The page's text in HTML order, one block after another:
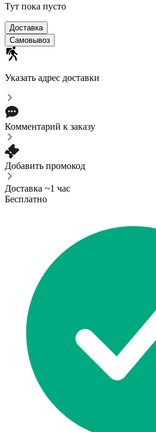
Тут пока пусто
Доставка
Самовывоз
Указать адрес доставки
Комментарий к заказу
Добавить промокод
Доставка ~1 час
Бесплатно